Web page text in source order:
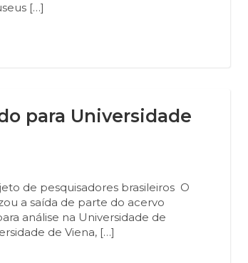
[…]
para Universidade
de pesquisadores brasileiros O
a saída de parte do acervo
análise na Universidade de
de Viena, […]